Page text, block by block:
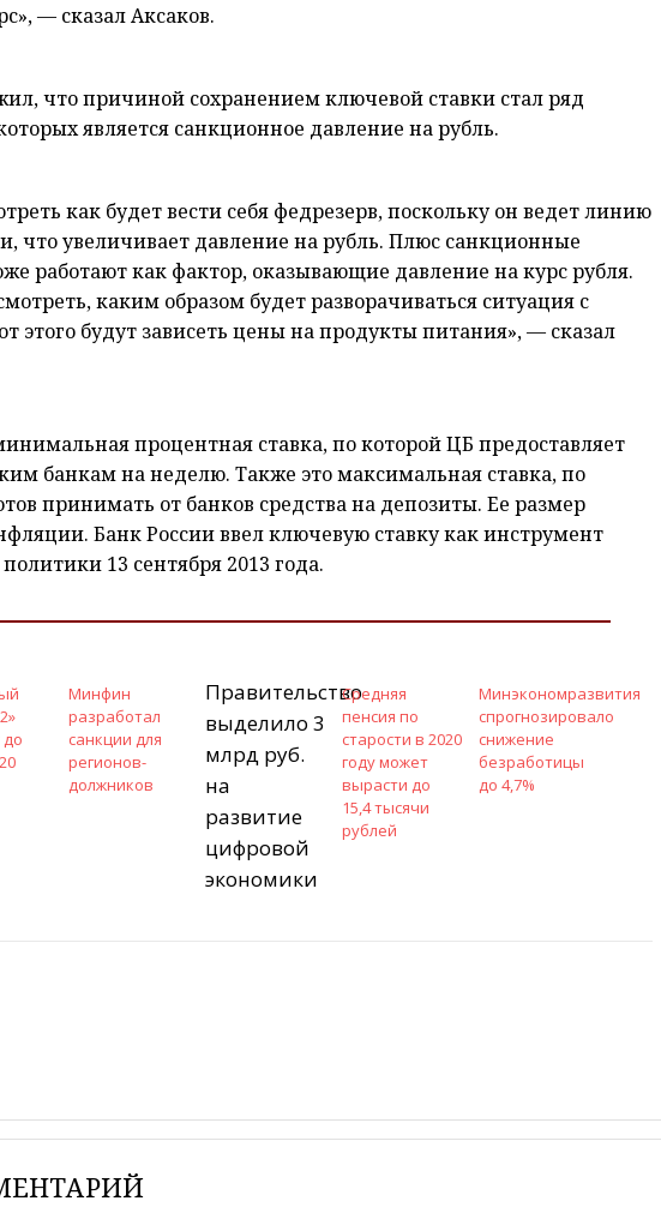
— сказал Аксаков.
что причиной сохранением ключевой ставки стал ряд
является санкционное давление на рубль.
как будет вести себя федрезерв, поскольку он ведет линию
что увеличивает давление на рубль. Плюс санкционные
работают как фактор, оказывающие давление на курс рубля.
каким образом будет разворачиваться ситуация с
этого будут зависеть цены на продукты питания», — сказал
процентная ставка, по которой ЦБ предоставляет
банкам на неделю. Также это максимальная ставка, по
принимать от банков средства на депозиты. Ее размер
Банк России ввел ключевую ставку как инструмент
13 сентября 2013 года.
до
Минфин
разработал
санкции для
регионов-
должников
Правительство
выделило 3
млрд руб.
на
развитие
цифровой
экономики
Средняя
пенсия по
старости в 2020
году может
вырасти до
15,4 тысячи
рублей
Минэкономразвития
спрогнозировало
снижение
безработицы
до 4,7%